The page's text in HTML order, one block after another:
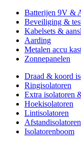
Batterijen 9V &
Beveiliging &
Kabelsets &
Aarding
Metalen accu
Zonnepanelen
Draad & koord
Ringisolatoren
Extra isolatoren
Hoekisolatoren
Lintisolatoren
Afstandisolatoren
Isolatorenboom